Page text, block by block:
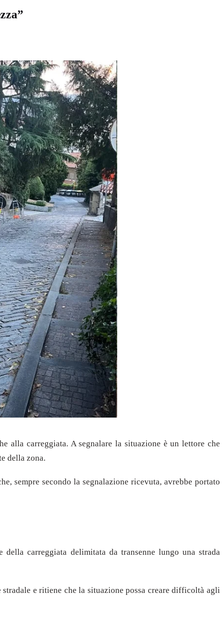
alla carreggiata. A segnalare la situazione è un lettore che
della zona.
sempre secondo la segnalazione ricevuta, avrebbe portato
carreggiata delimitata da transenne lungo una strada
e ritiene che la situazione possa creare difficoltà agli